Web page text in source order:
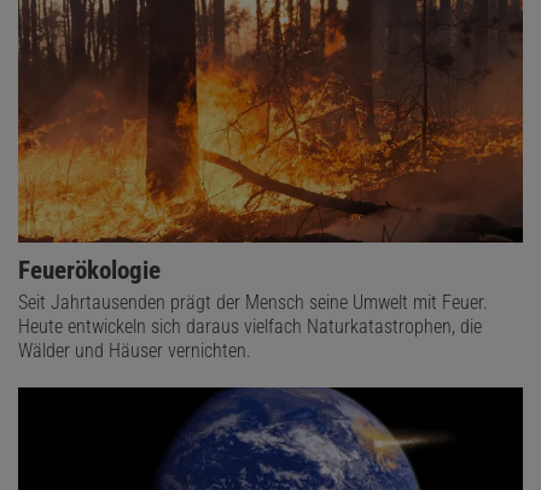
Feuerökologie
Seit Jahrtausenden prägt der Mensch seine Umwelt mit Feuer.
Heute entwickeln sich daraus vielfach Naturkatastrophen, die
Wälder und Häuser vernichten.